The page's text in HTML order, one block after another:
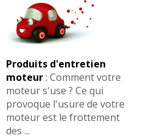
Produits d'entretien
moteur: Comment votre
moteur s'use ? Ce qui
provoque l'usure de votre
moteur est le frottement
des ...